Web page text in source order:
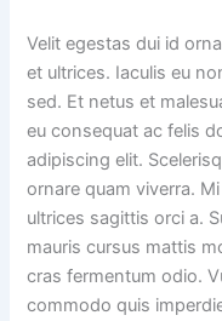
Velit egestas dui id
et ultrices. Iaculis eu
sed. Et netus et
eu consequat ac felis
adipiscing elit.
ornare quam viverra.
ultrices sagittis orci a.
mauris cursus mattis
cras fermentum odio.
commodo quis